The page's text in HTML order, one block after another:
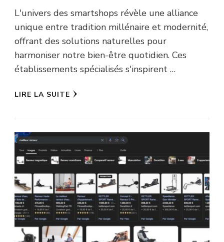
L'univers des smartshops révèle une alliance
unique entre tradition millénaire et modernité,
offrant des solutions naturelles pour
harmoniser notre bien-être quotidien. Ces
établissements spécialisés s'inspirent …
LIRE LA SUITE